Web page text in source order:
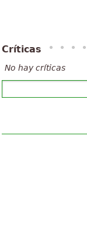
Críticas
No hay críticas